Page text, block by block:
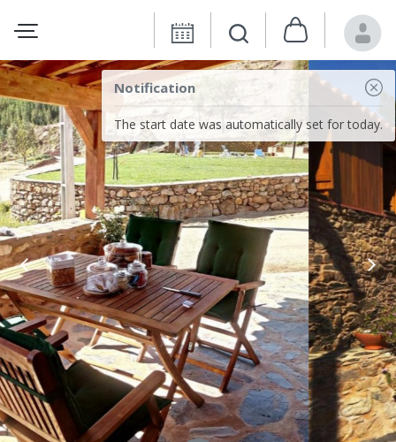
Notification
The start date was automatically set for today.